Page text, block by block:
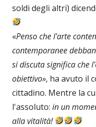
soldi degli altri)
«Penso che l'arte
contemporanee
si discuta significa che
obiettivo», ha avuto il
cittadino. Mentre la
l'assoluto: in un
alla vitalità!